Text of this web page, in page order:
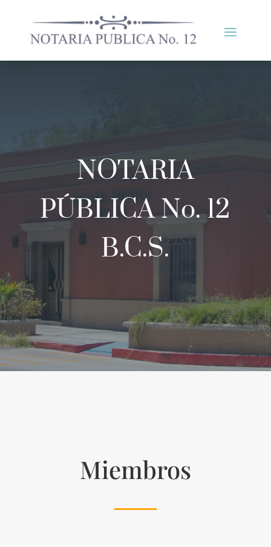
NOTARIA
PÚBLICA No. 12
B.C.S.
Miembros